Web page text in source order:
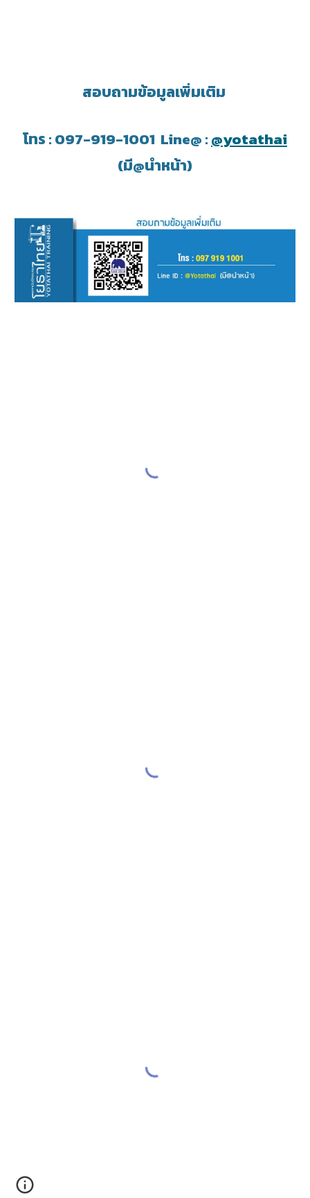
สอบถามข้อมูลเพิ่มเติม
โทร : 097-919-1001 Line@ :@yotathai
(มี@นำหน้า)